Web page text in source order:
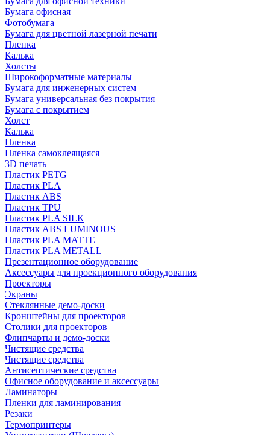
Бумага офисная
Фотобумага
Бумага для цветной лазерной печати
Пленка
Калька
Холсты
Широкоформатные материалы
Бумага для инженерных систем
Бумага универсальная без покрытия
Бумага с покрытием
Холст
Калька
Пленка
Пленка самоклеящаяся
3D печать
Пластик PETG
Пластик PLA
Пластик ABS
Пластик TPU
Пластик PLA SILK
Пластик ABS LUMINOUS
Пластик PLA MATTE
Пластик PLA METALL
Презентационное оборудование
Аксессуары для проекционного оборудования
Проекторы
Экраны
Стеклянные демо-доски
Кронштейны для проекторов
Столики для проекторов
Флипчарты и демо-доски
Чистящие средства
Чистящие средства
Антисептические средства
Офисное оборудование и аксессуары
Ламинаторы
Пленки для ламинирования
Резаки
Термопринтеры